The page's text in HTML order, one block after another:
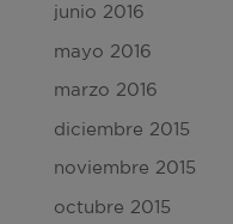
junio 2016
mayo 2016
marzo 2016
diciembre 2015
noviembre 2015
octubre 2015